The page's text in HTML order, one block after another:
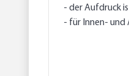
- der Aufdruck
- für Innen-